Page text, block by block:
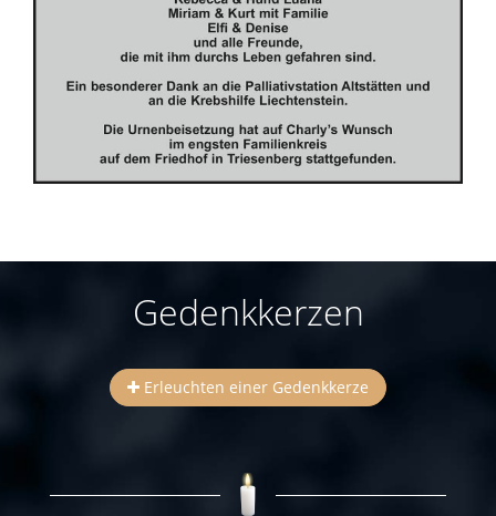
Gedenkkerzen
Erleuchten einer Gedenkkerze